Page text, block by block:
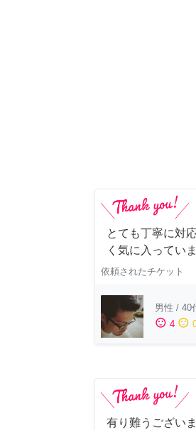
とても丁寧に対
く気に入ってい
依頼されたチケット
男性 / 40
sentiment_satisfied 4 sentiment_neutral
有り難うございま